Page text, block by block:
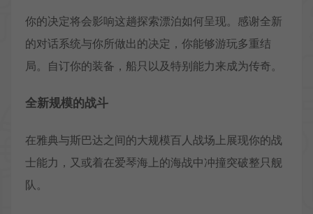
你的决定将会影响这趟探索漂泊如何呈现。感谢全新
的对话系统与你所做出的决定，你能够游玩多重结
局。自订你的装备，船只以及特别能力来成为传奇。
全新规模的战斗
在雅典与斯巴达之间的大规模百人战场上展现你的战
士能力，又或着在爱琴海上的海战中冲撞突破整只舰
队。